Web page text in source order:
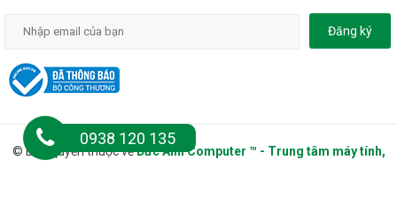
Đăng ký
© Bản quyền thuộc vềĐức Anh Computer ™ - Trung tâm máy tính,
0938 120 135